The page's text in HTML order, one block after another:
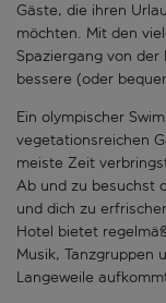
Gäste, die ihren
möchten. Mit den
Spaziergang von
bessere (oder
Ein olympischer
vegetationsreichen
meiste Zeit
Ab und zu besuchst
und dich zu
Hotel bietet
Musik, Tanzgruppen
Langeweile